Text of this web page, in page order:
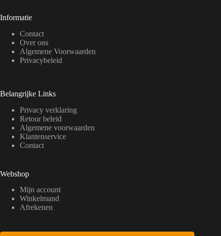
Informatie
Contact
Over ons
Algemene Voorwaarden
Privacybeleid
Belangrijke Links
Privacy verklaring
Retour beleid
Algemene voorwaarden
Klantenservice
Contact
Webshop
Mijn account
Winkelmand
Afrekenen